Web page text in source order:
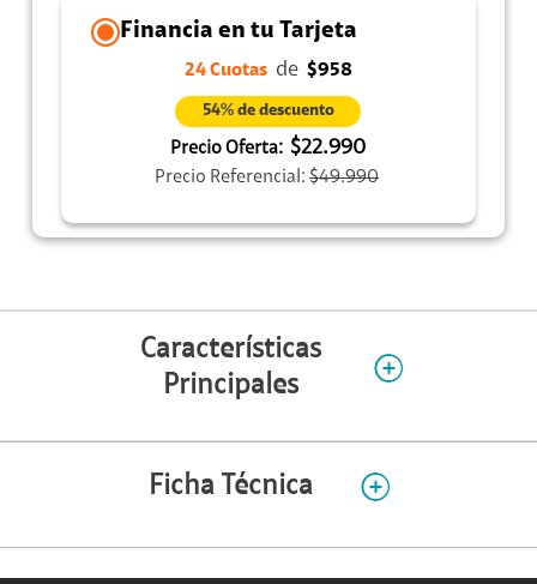
Financia en tu Tarjeta
24 Cuotas de $958
54% de descuento
Precio Oferta: $22.990
Precio Referencial: $49.990
Características
Principales
Ficha Técnica